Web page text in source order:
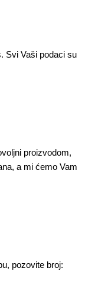
Svi Vaši podaci su
proizvodom,
a mi ćemo Vam
pozovite broj: